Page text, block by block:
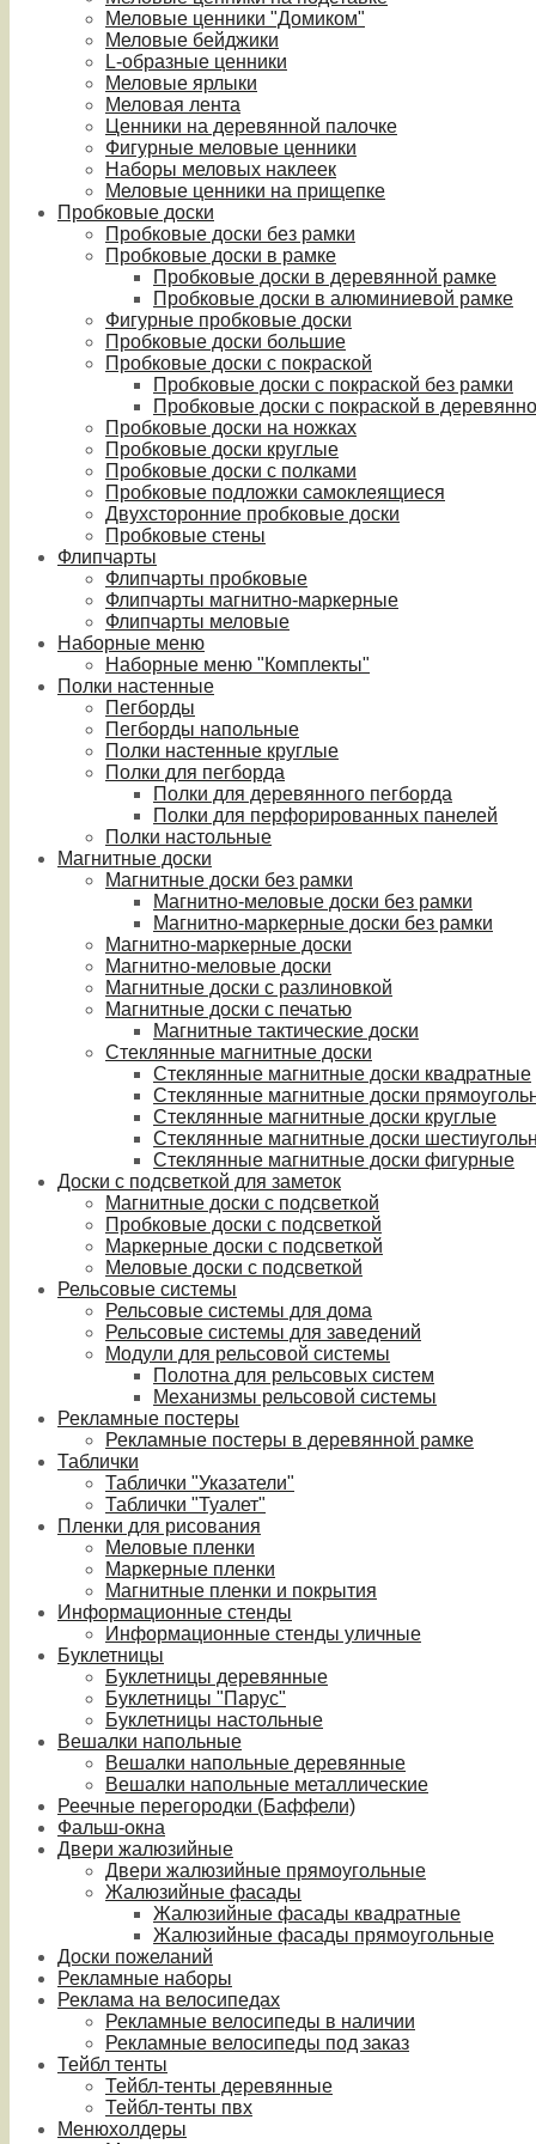
Меловые ценники "Домиком"
Меловые бейджики
L-образные ценники
Меловые ярлыки
Меловая лента
Ценники на деревянной палочке
Фигурные меловые ценники
Наборы меловых наклеек
Меловые ценники на прищепке
Пробковые доски
Пробковые доски без рамки
Пробковые доски в рамке
Пробковые доски в деревянной рамке
Пробковые доски в алюминиевой рамке
Фигурные пробковые доски
Пробковые доски большие
Пробковые доски с покраской
Пробковые доски с покраской без рамки
Пробковые доски с покраской в
Пробковые доски на ножках
Пробковые доски круглые
Пробковые доски с полками
Пробковые подложки самоклеящиеся
Двухсторонние пробковые доски
Пробковые стены
Флипчарты
Флипчарты пробковые
Флипчарты магнитно-маркерные
Флипчарты меловые
Наборные меню
Наборные меню "Комплекты"
Полки настенные
Пегборды
Пегборды напольные
Полки настенные круглые
Полки для пегборда
Полки для деревянного пегборда
Полки для перфорированных панелей
Полки настольные
Магнитные доски
Магнитные доски без рамки
Магнитно-меловые доски без рамки
Магнитно-маркерные доски без рамки
Магнитно-маркерные доски
Магнитно-меловые доски
Магнитные доски с разлиновкой
Магнитные доски с печатью
Магнитные тактические доски
Стеклянные магнитные доски
Стеклянные магнитные доски квадратные
Стеклянные магнитные доски
Стеклянные магнитные доски круглые
Стеклянные магнитные доски
Стеклянные магнитные доски фигурные
Доски с подсветкой для заметок
Магнитные доски с подсветкой
Пробковые доски с подсветкой
Маркерные доски с подсветкой
Меловые доски с подсветкой
Рельсовые системы
Рельсовые системы для дома
Рельсовые системы для заведений
Модули для рельсовой системы
Полотна для рельсовых систем
Механизмы рельсовой системы
Рекламные постеры
Рекламные постеры в деревянной рамке
Таблички
Таблички "Указатели"
Таблички "Туалет"
Пленки для рисования
Меловые пленки
Маркерные пленки
Магнитные пленки и покрытия
Информационные стенды
Информационные стенды уличные
Буклетницы
Буклетницы деревянные
Буклетницы "Парус"
Буклетницы настольные
Вешалки напольные
Вешалки напольные деревянные
Вешалки напольные металлические
Реечные перегородки (Баффели)
Фальш-окна
Двери жалюзийные
Двери жалюзийные прямоугольные
Жалюзийные фасады
Жалюзийные фасады квадратные
Жалюзийные фасады прямоугольные
Доски пожеланий
Рекламные наборы
Реклама на велосипедах
Рекламные велосипеды в наличии
Рекламные велосипеды под заказ
Тейбл тенты
Тейбл-тенты деревянные
Тейбл-тенты пвх
Менюхолдеры